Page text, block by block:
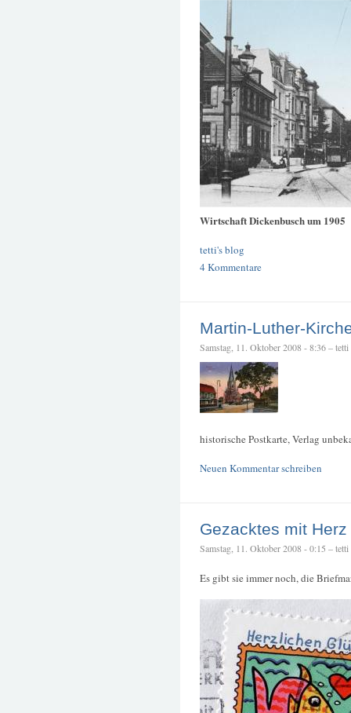
Wirtschaft Dickenbusch um 1905
tetti's blog
4 Kommentare
Martin-Luther-
Samstag, 11. Oktober 2008 - 8:36 – tetti
historische Postkarte, Verlag
Neuen Kommentar schreiben
Gezacktes mit Herz
Samstag, 11. Oktober 2008 - 0:15 – tetti
Es gibt sie immer noch, die